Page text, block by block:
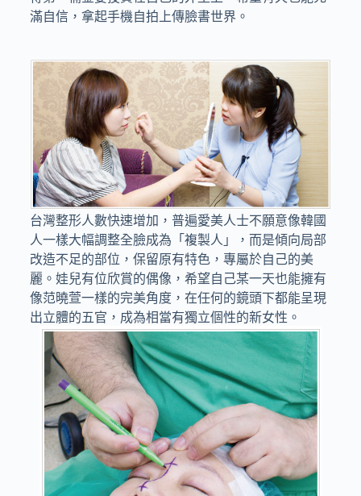
滿自信，拿起手機自拍上傳臉書世界。
台灣整形人數快速增加，普遍愛美人士不願意像韓國
人一樣大幅調整全臉成為「複製人」，而是傾向局部
改造不足的部位，保留原有特色，專屬於自己的美
麗。娃兒有位欣賞的偶像，希望自己某一天也能擁有
像范曉萱一樣的完美角度，在任何的鏡頭下都能呈現
出立體的五官，成為相當有獨立個性的新女性。